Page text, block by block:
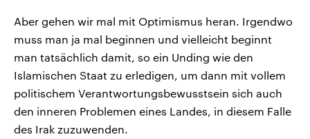
Aber gehen wir mal mit Optimismus heran. Irgendwo
muss man ja mal beginnen und vielleicht beginnt
man tatsächlich damit, so ein Unding wie den
Islamischen Staat zu erledigen, um dann mit vollem
politischem Verantwortungsbewusstsein sich auch
den inneren Problemen eines Landes, in diesem Falle
des Irak zuzuwenden.